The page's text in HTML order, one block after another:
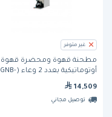
غير متوفر
مطحنة قهوة ومحضرة قهوة
أوتوماتيكية بعدد 2 وعاء (GNB-
14,509
توصيل مجاني